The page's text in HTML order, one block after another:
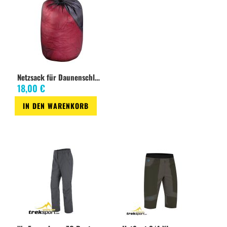
Netzsack für Daunenschlafsäcke
18,00 €
IN DEN WARENKORB